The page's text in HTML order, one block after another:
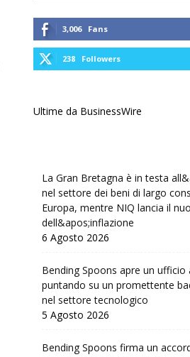
3,006 Fans
238 Followers
Ultime da BusinessWire
La Gran Bretagna è in testa
nel settore dei beni di largo
Europa, mentre NIQ lancia il
dell&apos;inflazione
6 Agosto 2026
Bending Spoons apre un ufficio
puntando su un promettente
nel settore tecnologico
5 Agosto 2026
Bending Spoons firma un